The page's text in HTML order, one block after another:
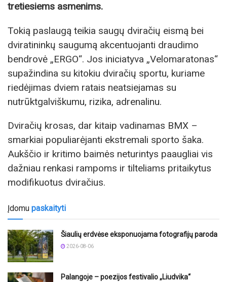
tretiesiems asmenims.
Tokią paslaugą teikia saugų dviračių eismą bei
dviratininkų saugumą akcentuojanti draudimo
bendrovė „ERGO“. Jos iniciatyva „Velomaratonas“
supažindina su kitokiu dviračių sportu, kuriame
riedėjimas dviem ratais neatsiejamas su
nutrūktgalviškumu, rizika, adrenalinu.
Dviračių krosas, dar kitaip vadinamas BMX –
smarkiai populiarėjanti ekstremali sporto šaka.
Aukščio ir kritimo baimės neturintys paaugliai vis
dažniau renkasi rampoms ir tilteliams pritaikytus
modifikuotus dviračius.
Įdomu paskaityti
Šiaulių erdvėse eksponuojama fotografijų paroda
2026-08-06
Palangoje – poezijos festivalio „Liudvika“